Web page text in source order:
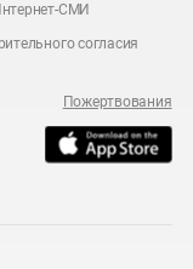
СМИ
согласия
Пожертвования